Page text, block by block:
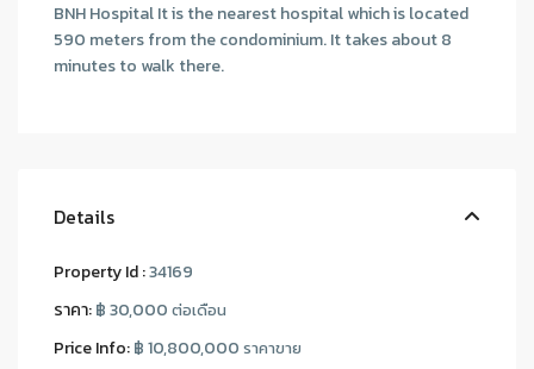
BNH Hospital It is the nearest hospital which is located
590 meters from the condominium. It takes about 8
minutes to walk there.
Details
Property Id :34169
ราคา:฿ 30,000ต่อเดือน
Price Info:฿ 10,800,000ราคาขาย